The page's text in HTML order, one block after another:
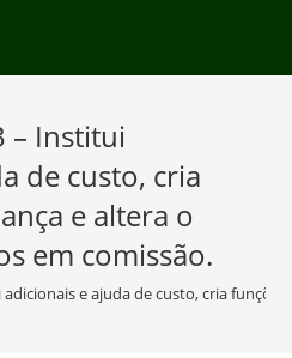
– Institui
de custo, cria
e altera o
em comissão.
adicionais e ajuda de custo, cria